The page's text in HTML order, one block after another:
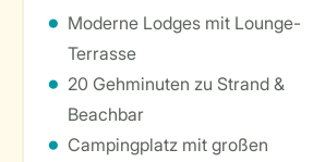
Moderne Lodges mit Lounge-
Terrasse
20 Gehminuten zu Strand &
Beachbar
Campingplatz mit großen